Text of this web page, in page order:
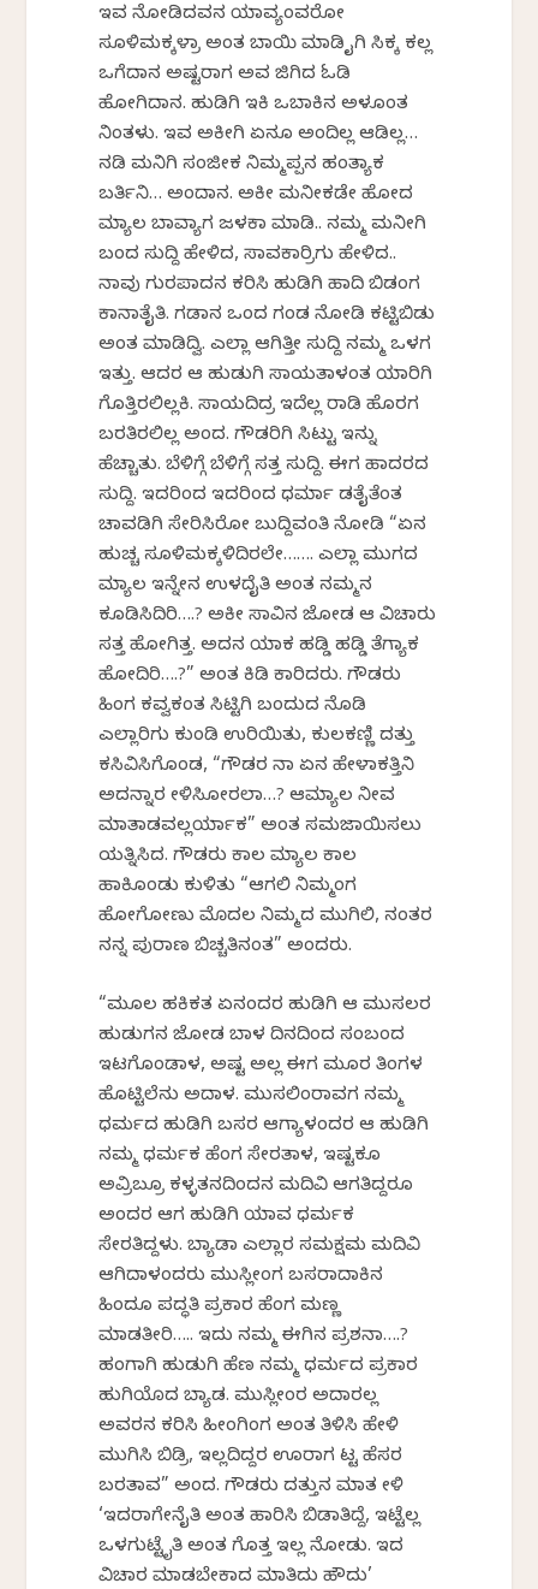
ಇವ ನೋಡಿದವನ ಯಾವ್ಯಂವರೋ
ಸೂಳಿಮಕ್ಕಳ್ರಾ ಅಂತ ಬಾಯಿ ಮಾಡಿ ಕೈಗಿ ಸಿಕ್ಕ ಕಲ್ಲ
ಒಗೆದಾನ ಅಷ್ಟರಾಗ ಅವ ಜಿಗಿದ ಓಡಿ
ಹೋಗಿದಾನ. ಹುಡಿಗಿ ಇಕಿ ಒಬಾಕಿನ ಅಳಕೊಂತ
ನಿಂತಳು. ಇವ ಅಕೀಗಿ ಏನೂ ಅಂದಿಲ್ಲ ಆಡಿಲ್ಲ…
ನಡಿ ಮನಿಗಿ ಸಂಜೀಕ ನಿಮ್ಮಪ್ಪನ ಹಂತ್ಯಾಕ
ಬರ್ತಿನಿ… ಅಂದಾನ. ಅಕೀ ಮನೀಕಡೇ ಹೋದ
ಮ್ಯಾಲ ಬಾವ್ಯಾಗ ಜಳಕಾ ಮಾಡಿ.. ನಮ್ಮ ಮನೀಗಿ
ಬಂದ ಸುದ್ದಿ ಹೇಳಿದ, ಸಾವಕಾರ್ರಿಗು ಹೇಳಿದ..
ನಾವು ಗುರಪಾದನ ಕರಿಸಿ ಹುಡಿಗಿ ಹಾದಿ ಬಿಡಂಗ
ಕಾನಾತೈತಿ. ಗಡಾನ ಒಂದ ಗಂಡ ನೋಡಿ ಕಟ್ಟಿಬಿಡು
ಅಂತ ಮಾಡಿದ್ವಿ. ಎಲ್ಲಾ ಆಗಿತ್ತೀ ಸುದ್ದಿ ನಮ್ಮ ಒಳಗ
ಇತ್ತು. ಆದರ ಆ ಹುಡುಗಿ ಸಾಯತಾಳಂತ ಯಾರಿಗಿ
ಗೊತ್ತಿರಲಿಲ್ಲಕಿ. ಸಾಯದಿದ್ರ ಇದೆಲ್ಲ ರಾಡಿ ಹೊರಗ
ಬರತಿರಲಿಲ್ಲ ಅಂದ. ಗೌಡರಿಗಿ ಸಿಟ್ಟು ಇನ್ನು
ಹೆಚ್ಚಾತು. ಬೆಳಿಗ್ಗೆ ಬೆಳಿಗ್ಗೆ ಸತ್ತ ಸುದ್ದಿ. ಈಗ ಹಾದರದ
ಸುದ್ದಿ. ಇದರಿಂದ ಇದರಿಂದ ಧರ್ಮಾ ಕೆಡತೈತೆಂತ
ಚಾವಡಿಗಿ ಸೇರಿಸಿರೋ ಬುದ್ದಿವಂತಿಕೆ ನೋಡಿ “ಏನ
ಹುಚ್ಚ ಸೂಳಿಮಕ್ಕಳಿದಿರಲೇ……. ಎಲ್ಲಾ ಮುಗದ
ಮ್ಯಾಲ ಇನ್ನೇನ ಉಳದೈತಿ ಅಂತ ನಮ್ಮನ
ಕೂಡಿಸಿದಿರಿ….? ಅಕೀ ಸಾವಿನ ಜೋಡ ಆ ವಿಚಾರು
ಸತ್ತ ಹೋಗಿತ್ತ. ಅದನ ಯಾಕ ಹಡ್ಡಿ ಹಡ್ಡಿ ತೆಗ್ಯಾಕ
ಹೋದಿರಿ….?” ಅಂತ ಕಿಡಿ ಕಾರಿದರು. ಗೌಡರು
ಹಿಂಗ ಕವ್ವಕಂತ ಸಿಟ್ಟಿಗಿ ಬಂದುದ ನೊಡಿ
ಎಲ್ಲಾರಿಗು ಕುಂಡಿ ಉರಿಯಿತು, ಕುಲಕಣ್ಣಿ ದತ್ತು
ಕಸಿವಿಸಿಗೊಂಡ, “ಗೌಡರ ನಾ ಏನ ಹೇಳಾಕತ್ತಿನಿ
ಅದನ್ನಾರ ಕೇಳಿಸಿಕೋರಲಾ…? ಆಮ್ಯಾಲ ನೀವ
ಮಾತಾಡವಲ್ಲರ್ಯಾಕ” ಅಂತ ಸಮಜಾಯಿಸಲು
ಯತ್ನಿಸಿದ. ಗೌಡರು ಕಾಲ ಮ್ಯಾಲ ಕಾಲ
ಹಾಕಿಕೊಂಡು ಕುಳಿತು “ಆಗಲಿ ನಿಮ್ಮಂಗ
ಹೋಗೋಣು ಮೊದಲ ನಿಮ್ಮದ ಮುಗಿಲಿ, ನಂತರ
ನನ್ನ ಪುರಾಣ ಬಿಚ್ಚತಿನಂತ” ಅಂದರು.
“ಮೂಲ ಹಕಿಕತ ಏನಂದರ ಹುಡಿಗಿ ಆ ಮುಸಲರ
ಹುಡುಗನ ಜೋಡ ಬಾಳ ದಿನದಿಂದ ಸಂಬಂದ
ಇಟಗೊಂಡಾಳ, ಅಷ್ಟ ಅಲ್ಲ ಈಗ ಮೂರ ತಿಂಗಳ
ಹೊಟ್ಟಿಲೆನು ಅದಾಳ. ಮುಸಲಿಂರಾವಗ ನಮ್ಮ
ಧರ್ಮದ ಹುಡಿಗಿ ಬಸರ ಆಗ್ಯಾಳಂದರ ಆ ಹುಡಿಗಿ
ನಮ್ಮ ಧರ್ಮಕ ಹೆಂಗ ಸೇರತಾಳ, ಇಷ್ಟಕೂ
ಅವ್ರಿಬ್ರೂ ಕಳ್ಳತನದಿಂದನ ಮದಿವಿ ಆಗತಿದ್ದರೂ
ಅಂದರ ಆಗ ಹುಡಿಗಿ ಯಾವ ಧರ್ಮಕ
ಸೇರತಿದ್ದಳು. ಬ್ಯಾಡಾ ಎಲ್ಲಾರ ಸಮಕ್ಷಮ ಮದಿವಿ
ಆಗಿದಾಳಂದರು ಮುಸ್ಲೀಂಗ ಬಸರಾದಾಕಿನ
ಹಿಂದೂ ಪದ್ಧತಿ ಪ್ರಕಾರ ಹೆಂಗ ಮಣ್ಣ
ಮಾಡತೀರಿ….. ಇದು ನಮ್ಮ ಈಗಿನ ಪ್ರಶನಾ….?
ಹಂಗಾಗಿ ಹುಡುಗಿ ಹೆಣ ನಮ್ಮ ಧರ್ಮದ ಪ್ರಕಾರ
ಹುಗಿಯೊದ ಬ್ಯಾಡ. ಮುಸ್ಲೀಂರ ಅದಾರಲ್ಲ
ಅವರನ ಕರಿಸಿ ಹೀಂಗಿಂಗ ಅಂತ ತಿಳಿಸಿ ಹೇಳಿ
ಮುಗಿಸಿ ಬಿಡ್ರಿ, ಇಲ್ಲದಿದ್ದರ ಊರಾಗ ಕೆಟ್ಟ ಹೆಸರ
ಬರತಾವ” ಅಂದ. ಗೌಡರು ದತ್ತುನ ಮಾತ ಕೇಳಿ
‘ಇದರಾಗೇನೈತಿ ಅಂತ ಹಾರಿಸಿ ಬಿಡಾತಿದ್ದೆ, ಇಟ್ಟೆಲ್ಲ
ಒಳಗುಟ್ಟೈತಿ ಅಂತ ಗೊತ್ತ ಇಲ್ಲ ನೋಡು. ಇದ
ವಿಚಾರ ಮಾಡಬೇಕಾದ ಮಾತಿದು ಹೌದು’